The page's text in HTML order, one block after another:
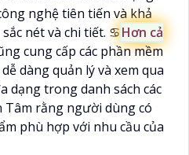
nghệ tiên tiến và khả
nét và chi tiết. ♋Hơn cả
cung cấp các phần mềm
dàng quản lý và xem qua
dạng trong danh sách các
Tâm rằng người dùng có
phù hợp với nhu cầu của